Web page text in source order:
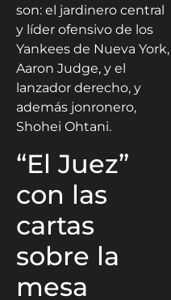
son: el jardinero central
y líder ofensivo de los
Yankees de Nueva York,
Aaron Judge, y el
lanzador derecho, y
además jonronero,
Shohei Ohtani.
“El Juez”
con las
cartas
sobre la
mesa